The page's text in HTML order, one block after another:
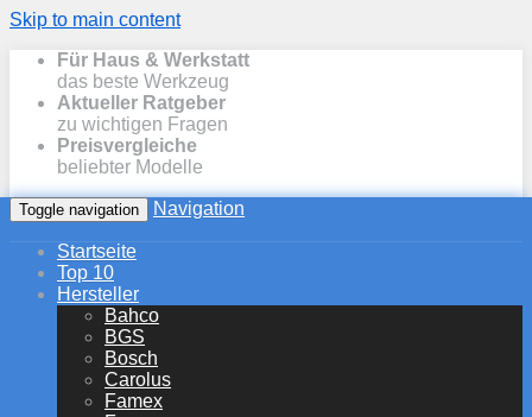
Skip to main content
Für Haus & Werkstatt
das beste Werkzeug
Aktueller Ratgeber
zu wichtigen Fragen
Preisvergleiche
beliebter Modelle
Toggle navigation Navigation
Startseite
Top 10
Hersteller
Bahco
BGS
Bosch
Carolus
Famex